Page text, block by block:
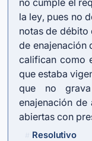
no cumple el
la ley, pues no
notas de débito
de enajenación
califican como
que estaba
que no
enajenación de
abiertas con
Resolutivo